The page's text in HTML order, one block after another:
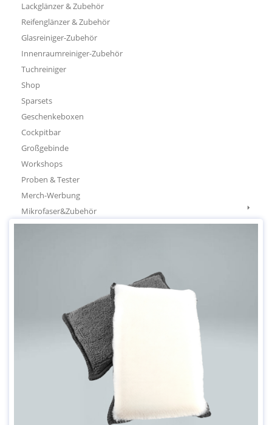
Lackglänzer & Zubehör
Reifenglänzer & Zubehör
Glasreiniger-Zubehör
Innenraumreiniger-Zubehör
Tuchreiniger
Shop
Sparsets
Geschenkeboxen
Cockpitbar
Großgebinde
Workshops
Proben & Tester
Merch-Werbung
Mikrofaser&Zubehör